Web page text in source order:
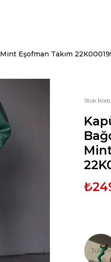
Eşofman Takım
Stok